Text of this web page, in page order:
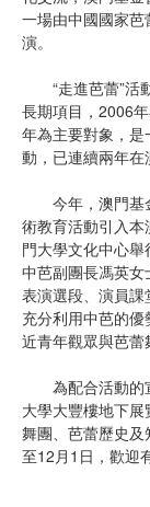
一場由中國國家
演。
“走進芭蕾”活
長期項目，2006
年為主要對象，
動，已連續兩年在
今年，澳門基
術教育活動引入
門大學文化中心
中芭副團長馮英
表演選段、演員課
充分利用中芭的
近青年觀眾與芭蕾
為配合活動的
大學大豐樓地下
舞團、芭蕾歷史
至12月1日，歡迎